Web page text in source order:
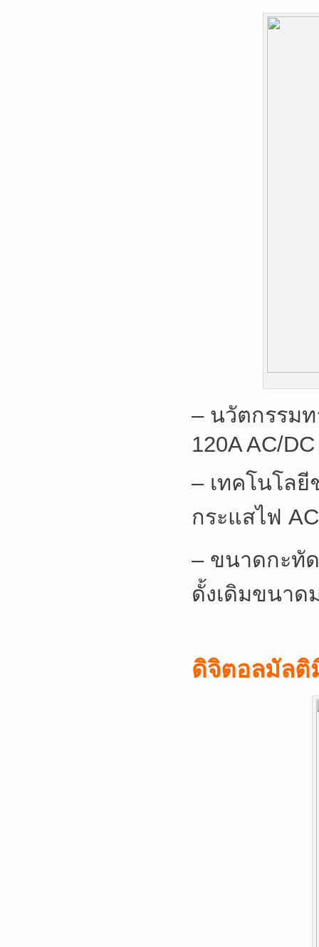
– นวัตกรรม
120A AC/DC
– เทคโนโล
กระแสไฟ
– ขนาดกะทั
ดั้งเดิมขนาด
ดิจิตอลมัลติ